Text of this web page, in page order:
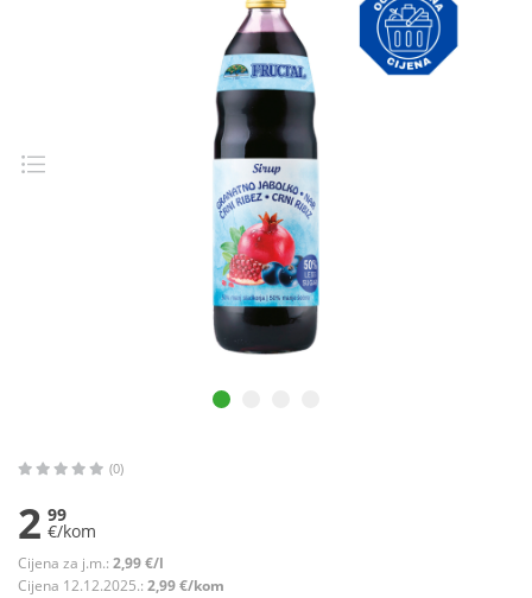
(0)
2 99
€/kom
Cijena za j.m.: 2,99 €/l
Cijena 12.12.2025.: 2,99 €/kom